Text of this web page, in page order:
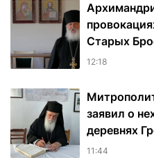
Старых
12:18
заявил о
деревнях
11:44